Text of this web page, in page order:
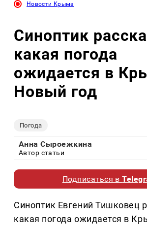
Новости Крыма
Синоптик
какая погода
ожидается в
Новый год
Погода
Анна Сыроежкина
Автор статьи
Подписаться в
Синоптик Евгений Тишковец
какая погода ожидается в